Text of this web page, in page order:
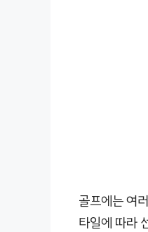
골프에는 여
타일에 따라